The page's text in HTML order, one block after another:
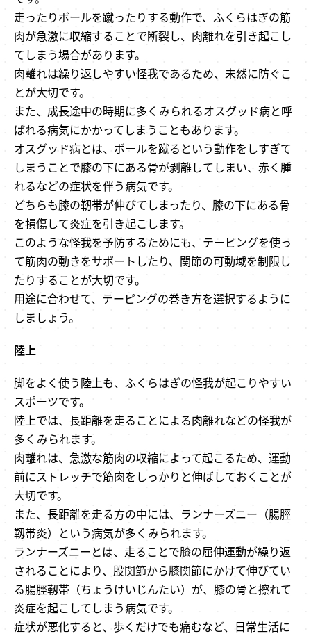
走ったりボールを蹴ったりする動作で、ふくらはぎの筋
肉が急激に収縮することで断裂し、肉離れを引き起こし
てしまう場合があります。
肉離れは繰り返しやすい怪我であるため、未然に防ぐこ
とが大切です。
また、成長途中の時期に多くみられるオスグッド病と呼
ばれる病気にかかってしまうこともあります。
オスグッド病とは、ボールを蹴るという動作をしすぎて
しまうことで膝の下にある骨が剥離してしまい、赤く腫
れるなどの症状を伴う病気です。
どちらも膝の靭帯が伸びてしまったり、膝の下にある骨
を損傷して炎症を引き起こします。
このような怪我を予防するためにも、テーピングを使っ
て筋肉の動きをサポートしたり、関節の可動域を制限し
たりすることが大切です。
用途に合わせて、テーピングの巻き方を選択するように
しましょう。
陸上
脚をよく使う陸上も、ふくらはぎの怪我が起こりやすい
スポーツです。
陸上では、長距離を走ることによる肉離れなどの怪我が
多くみられます。
肉離れは、急激な筋肉の収縮によって起こるため、運動
前にストレッチで筋肉をしっかりと伸ばしておくことが
大切です。
また、長距離を走る方の中には、ランナーズニー（腸脛
靱帯炎）という病気が多くみられます。
ランナーズニーとは、走ることで膝の屈伸運動が繰り返
されることにより、股関節から膝関節にかけて伸びてい
る腸脛靱帯（ちょうけいじんたい）が、膝の骨と擦れて
炎症を起こしてしまう病気です。
症状が悪化すると、歩くだけでも痛むなど、日常生活に